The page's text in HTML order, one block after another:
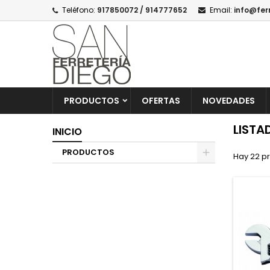
Teléfono: 917850072 / 914777652 Email:
PRODUCTOS OFERTAS NOVEDADES
INICIO
PRODUCTOS Hay 22